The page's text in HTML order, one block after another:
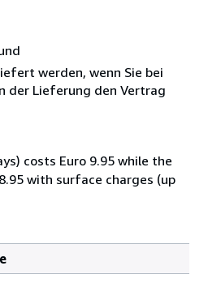
werden, wenn Sie bei
der Lieferung den Vertrag
costs Euro 9.95 while the
with surface charges (up